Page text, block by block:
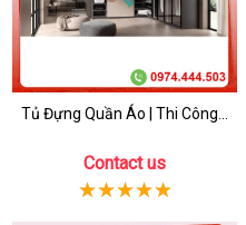
Tủ Đựng Quần Áo | Thi Công...
Contact us